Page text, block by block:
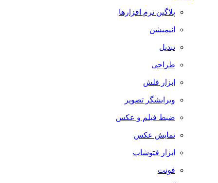
پلاگین نرم افزارها
انیمیشن
تبدیل
طراحی
ابزار فلش
ویرایشگر تصویر
ضبط فيلم و عكس
نمایش عکس
ابزار فتوشاپ
فونت